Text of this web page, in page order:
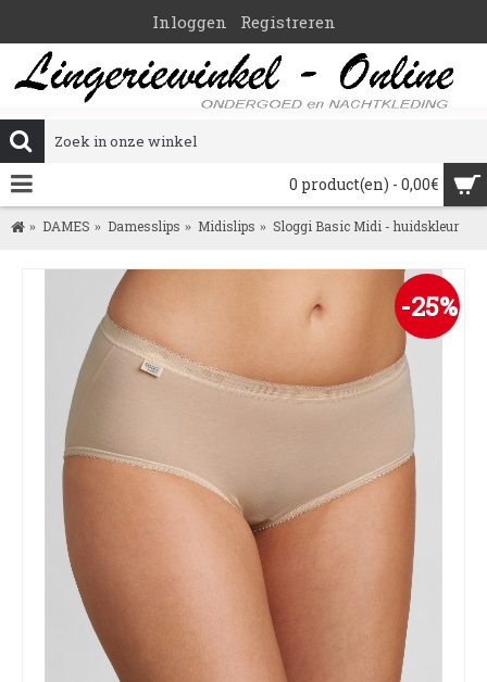
Inloggen Registreren
0 product(en) - 0,00€
DAMES Damesslips Midislips Sloggi Basic Midi - huidskleur
-25%